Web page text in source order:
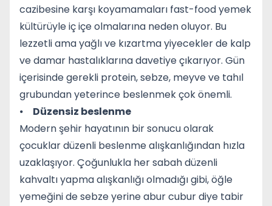
cazibesine karşı koyamamaları fast-food yemek
kültürüyle iç içe olmalarına neden oluyor. Bu
lezzetli ama yağlı ve kızartma yiyecekler de kalp
ve damar hastalıklarına davetiye çıkarıyor. Gün
içerisinde gerekli protein, sebze, meyve ve tahıl
grubundan yeterince beslenmek çok önemli.
⦁ Düzensiz beslenme
Modern şehir hayatının bir sonucu olarak
çocuklar düzenli beslenme alışkanlığından hızla
uzaklaşıyor. Çoğunlukla her sabah düzenli
kahvaltı yapma alışkanlığı olmadığı gibi, öğle
yemeğini de sebze yerine abur cubur diye tabir